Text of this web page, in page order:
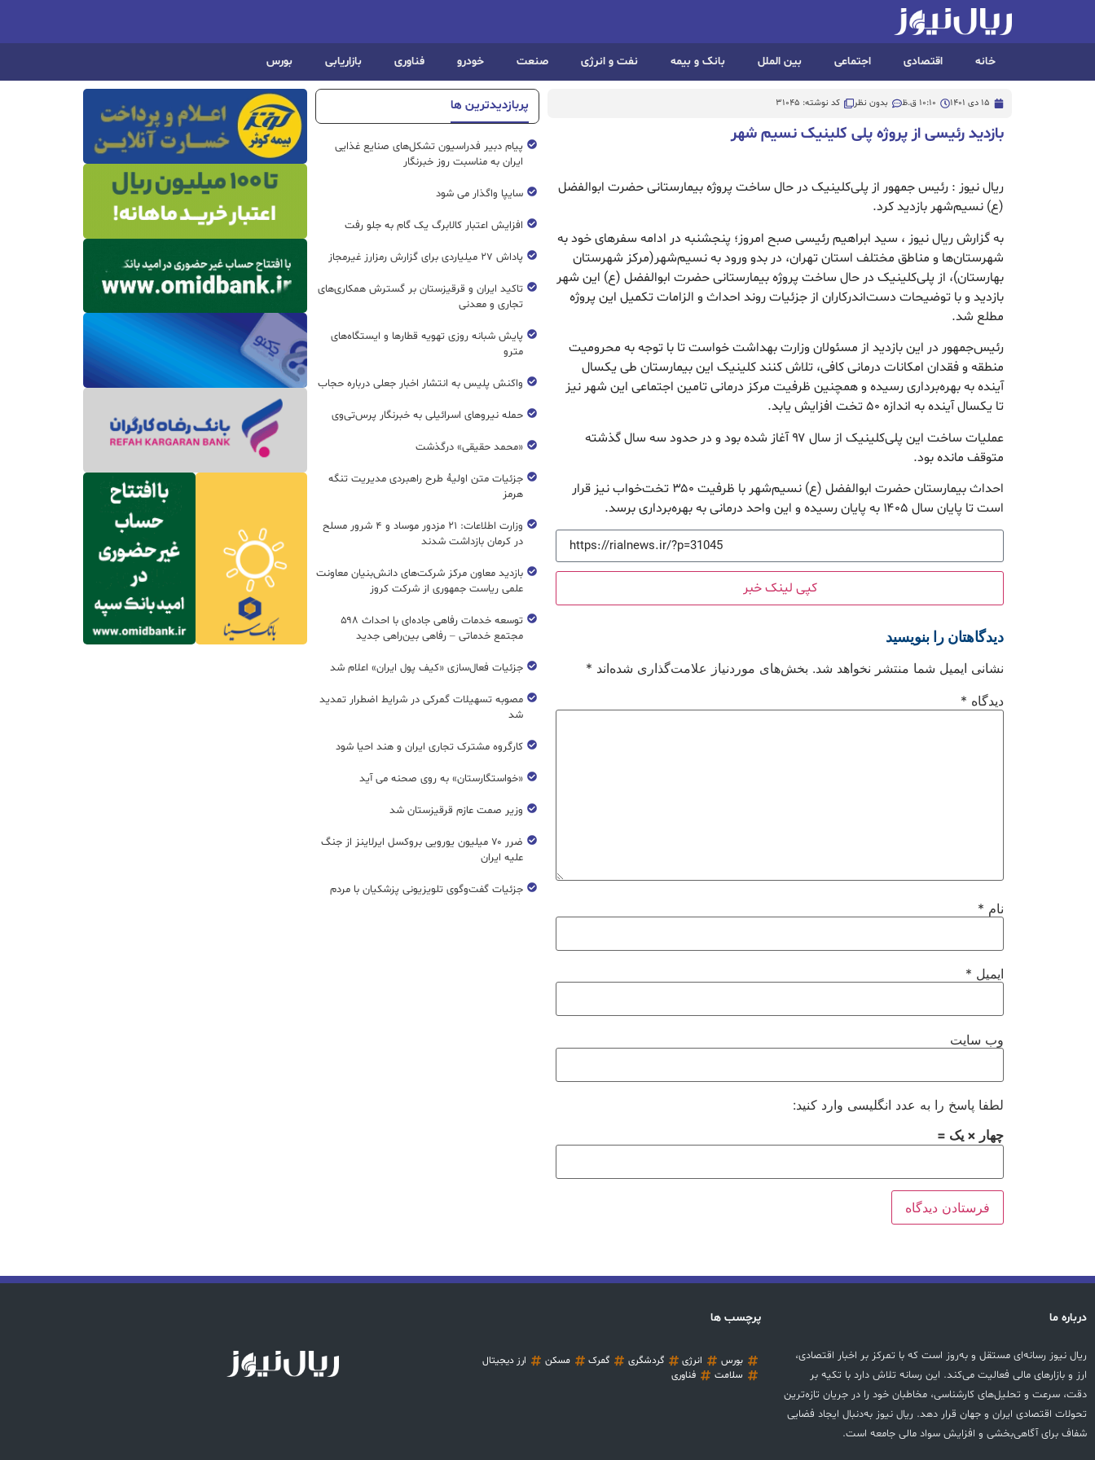
خانه اقتصادی اجتماعی بین الملل بانک و بیمه نفت و انرژی صنعت خودرو فناوری بازاریابی بورس
15 دی 1401 10:10 ق.ظ بدون نظر کد نوشته: 31045
بازدید رئیسی از پروژه پلی کلینیک نسیم شهر
ریال نیوز : رئیس جمهور از پلی‌کلینیک در حال ساخت پروژه بیمارستانی حضرت ابوالفضل
(ع) نسیم‌شهر بازدید کرد.
به گزارش ریال نیوز ، سید ابراهیم رئیسی صبح امروز؛ پنجشنبه در ادامه سفرهای خود به
شهرستان‌ها و مناطق مختلف استان تهران، در بدو ورود به نسیم‌شهر(مرکز شهرستان
بهارستان)، از پلی‌کلینیک در حال ساخت پروژه بیمارستانی حضرت ابوالفضل (ع) این شهر
بازدید و با توضیحات دست‌اندرکاران از جزئیات روند احداث و الزامات تکمیل این پروژه
مطلع شد.
رئیس‌جمهور در این بازدید از مسئولان وزارت بهداشت خواست تا با توجه به محرومیت
منطقه و فقدان امکانات درمانی کافی، تلاش کنند کلینیک این بیمارستان طی یکسال
آینده به بهره‌برداری رسیده و همچنین ظرفیت مرکز درمانی تامین اجتماعی این شهر نیز
تا یکسال آینده به اندازه ۵۰ تخت افزایش یابد.
عملیات ساخت این پلی‌کلینیک از سال ۹۷ آغاز شده بود و در حدود سه سال گذشته
متوقف مانده بود.
احداث بیمارستان حضرت ابوالفضل (ع) نسیم‌شهر با ظرفیت ۳۵۰ تخت‌خواب نیز قرار
است تا پایان سال ۱۴۰۵ به پایان رسیده و این واحد درمانی به بهره‌برداری برسد.
کپی لینک خبر
دیدگاهتان را بنویسید
نشانی ایمیل شما منتشر نخواهد شد. بخش‌های موردنیاز علامت‌گذاری شده‌اند *
دیدگاه *
نام *
ایمیل *
وب‌ سایت
لطفا پاسخ را به عدد انگلیسی وارد کنید:
چهار × یک =
پربازدیدترین ها
پیام دبیر فدراسیون تشکل‌های صنایع غذایی
ایران به مناسبت روز خبرنگار
سایپا واگذار می شود
افزایش اعتبار کالابرگ یک گام به جلو رفت
پاداش ۲۷ میلیاردی برای گزارش رمزارز غیرمجاز
تاکید ایران و قرقیزستان بر گسترش همکاری‌های
تجاری و معدنی
پایش شبانه روزی تهویه قطار‌ها و ایستگاه‌های
مترو
واکنش پلیس به انتشار اخبار جعلی درباره حجاب
حمله نیروهای اسرائیلی به خبرنگار پرس‌تی‌وی
«محمد حقیقی» درگذشت
جزئیات متن اولیۀ طرح راهبردی مدیریت تنگه
هرمز
وزارت اطلاعات: ۲۱ مزدور موساد و ۴ شرور مسلح
در کرمان بازداشت شدند
بازدید معاون مرکز شرکت‌های دانش‌بنیان معاونت
علمی ریاست جمهوری از شرکت کروز
توسعه خدمات رفاهی جاده‌ای با احداث ۵۹۸
مجتمع خدماتی – رفاهی بین‌راهی جدید
جزئیات فعال‌سازی «کیف پول ایران» اعلام شد
مصوبه تسهیلات گمرکی در شرایط اضطرار تمدید
شد
کارگروه مشترک تجاری ایران و هند احیا شود
«خواستگارستان» به روی صحنه می آید
وزیر صمت عازم قرقیزستان شد
ضرر ۷۰ میلیون یورویی بروکسل ایرلاینز از جنگ
علیه ایران
جزئیات گفت‌وگوی تلویزیونی پزشکیان با مردم
درباره ما
ریال نیوز رسانه‌ای مستقل و به‌روز است که با تمرکز بر اخبار اقتصادی،
ارز و بازارهای مالی فعالیت می‌کند. این رسانه تلاش دارد با تکیه بر
دقت، سرعت و تحلیل‌های کارشناسی، مخاطبان خود را در جریان تازه‌ترین
تحولات اقتصادی ایران و جهان قرار دهد. ریال نیوز به‌دنبال ایجاد فضایی
شفاف برای آگاهی‌بخشی و افزایش سواد مالی جامعه است.
پرچسب ها
بورس انرژی گردشگری گمرک مسکن
ارز دیجیتال
سلامت
فناوری